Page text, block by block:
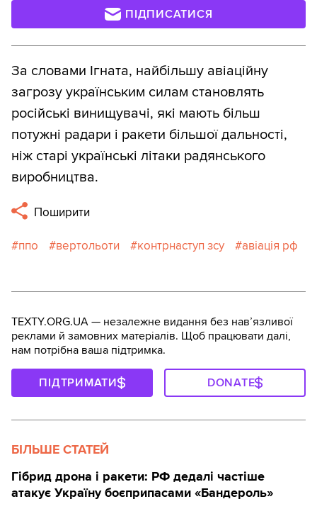
ПІДПИСАТИСЯ
За словами Ігната, найбільшу авіаційну
загрозу українським силам становлять
російські винищувачі, які мають більш
потужні радари і ракети більшої дальності,
ніж старі українські літаки радянського
виробництва.
Поширити
ппо вертольоти контрнаступ зсу авіація рф
TEXTY.ORG.UA — незалежне видання без навʼязливої
реклами й замовних матеріалів. Щоб працювати далі,
нам потрібна ваша підтримка.
ПІДТРИМАТИ DONATE
БІЛЬШЕ СТАТЕЙ
Гібрид дрона і ракети: РФ дедалі частіше
атакує Україну боєприпасами «Бандероль»